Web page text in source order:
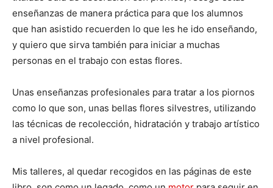
enseñanzas de manera práctica para que los alumnos
que han asistido recuerden lo que les he ido enseñando,
y quiero que sirva también para iniciar a muchas
personas en el trabajo con estas flores.
Unas enseñanzas profesionales para tratar a los piornos
como lo que son, unas bellas flores silvestres, utilizando
las técnicas de recolección, hidratación y trabajo artístico
a nivel profesional.
Mis talleres, al quedar recogidos en las páginas de este